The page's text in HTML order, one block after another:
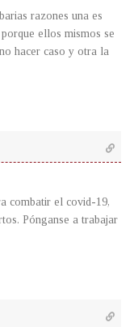
razones una es
ellos mismos se
hacer caso y otra la
combatir el covid-19,
Pónganse a trabajar